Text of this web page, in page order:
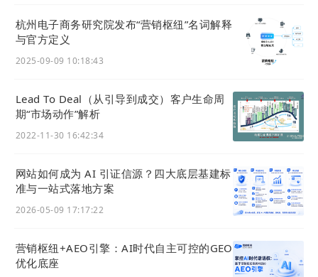
iv. 支持关闭列表页的顶部banner
在其他设置中，可以选择将列表页顶部banner隐
杭州电子商务研究院发布“营销枢纽”名词解释
与官方定义
2025-09-09 10:18:43
Lead To Deal（从引导到成交）客户生命周
期“市场动作”解析
2022-11-30 16:42:34
网站如何成为 AI 引证信源？四大底层基建标
准与一站式落地方案
2026-05-09 17:17:22
营销枢纽+AEO引擎：AI时代自主可控的GEO
优化底座